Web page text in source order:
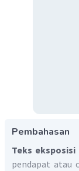
Pembahasan
Teks eksposisi
pendapat atau